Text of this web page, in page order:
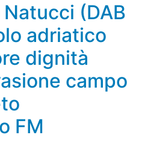
(DAB
adriatico
dignità
campo
FM